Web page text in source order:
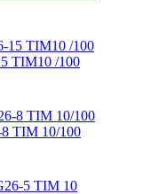
TIM10 /100
8 TIM 10/100